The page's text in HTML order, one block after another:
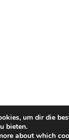
um dir die
bieten.
about which